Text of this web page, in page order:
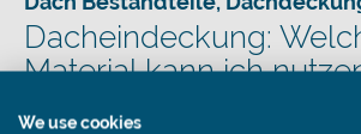
Dacheindeckung:
Material kann ich
Textteaser
We use cookies